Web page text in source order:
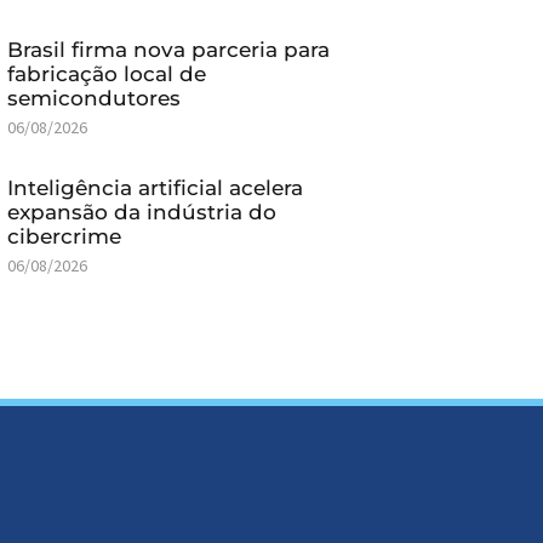
Brasil firma nova parceria para
fabricação local de
semicondutores
06/08/2026
Inteligência artificial acelera
expansão da indústria do
cibercrime
06/08/2026